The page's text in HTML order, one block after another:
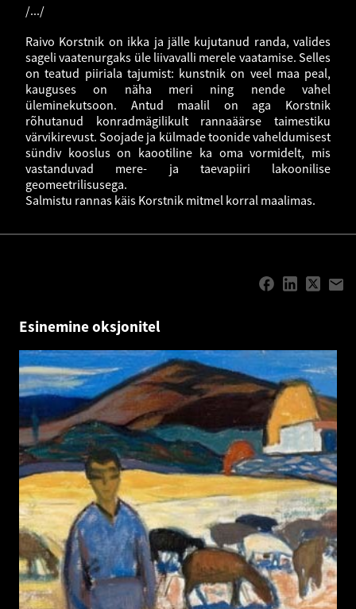
/.../
Raivo Korstnik on ikka ja jälle kujutanud randa, valides
sageli vaatenurgaks üle liivavalli merele vaatamise. Selles
on teatud piiriala tajumist: kunstnik on veel maa peal,
kauguses on näha meri ning nende vahel
üleminekutsoon. Antud maalil on aga Korstnik
rõhutanud konradmägilikult rannaäärse taimestiku
värvikirevust. Soojade ja külmade toonide vaheldumisest
sündiv kooslus on kaootiline ka oma vormidelt, mis
vastanduvad mere- ja taevapiiri lakoonilise
geomeetrilisusega.
Salmistu rannas käis Korstnik mitmel korral maalimas.
Esinemine oksjonitel